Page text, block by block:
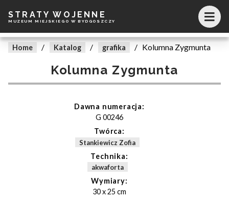
STRATY WOJENNE
MUZEUM MIEJSKIEGO W BYDGOSZCZY
Home / Katalog / grafika / Kolumna Zygmunta
Kolumna Zygmunta
Dawna numeracja:
G 00246
Twórca:
Stankiewicz Zofia
Technika:
akwaforta
Wymiary:
30 x 25 cm